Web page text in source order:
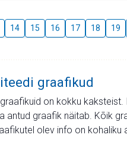
14 15 16 17 18 19
graafikud
on kokku kaksteist.
antud graafik näitab. Kõik
olev info on kohaliku